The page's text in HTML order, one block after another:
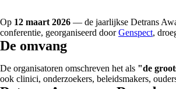
Op 12 maart 2026 — de jaarlijkse Detrans
conferentie, georganiseerd doorGenspect,
De omvang
De organisatoren omschreven het als "de
ook clinici, onderzoekers, beleidsmakers,